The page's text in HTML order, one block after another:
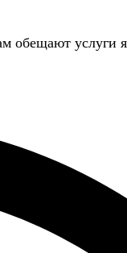
обещают